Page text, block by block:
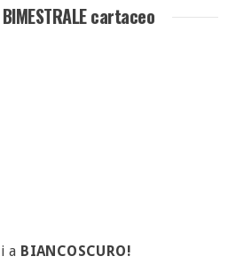
cartaceo
a BIANCOSCURO!